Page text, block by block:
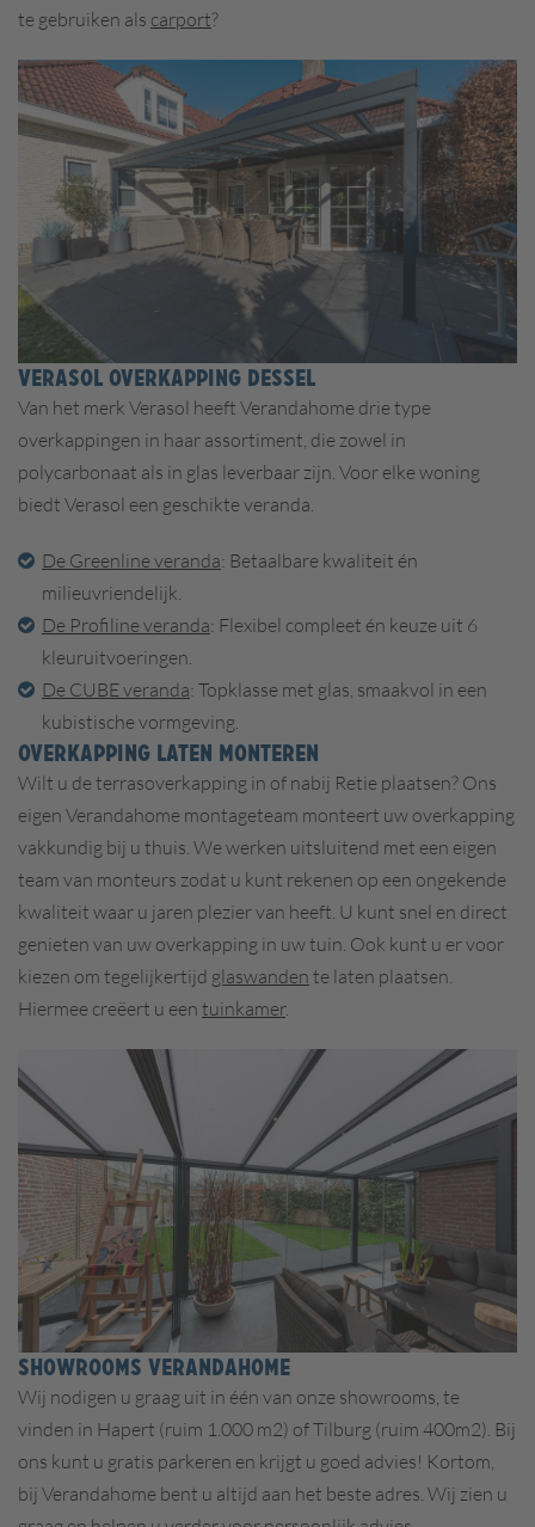
te gebruiken als carport?
VERASOL OVERKAPPING DESSEL
Van het merk Verasol heeft Verandahome drie type
overkappingen in haar assortiment, die zowel in
polycarbonaat als in glas leverbaar zijn. Voor elke woning
biedt Verasol een geschikte veranda.
De Greenline veranda: Betaalbare kwaliteit én
milieuvriendelijk.
De Profiline veranda: Flexibel compleet én keuze uit 6
kleuruitvoeringen.
De CUBE veranda: Topklasse met glas, smaakvol in een
kubistische vormgeving.
OVERKAPPING LATEN MONTEREN
Wilt u de terrasoverkapping in of nabij Retie plaatsen? Ons
eigen Verandahome montageteam monteert uw overkapping
vakkundig bij u thuis. We werken uitsluitend met een eigen
team van monteurs zodat u kunt rekenen op een ongekende
kwaliteit waar u jaren plezier van heeft. U kunt snel en direct
genieten van uw overkapping in uw tuin. Ook kunt u er voor
kiezen om tegelijkertijd glaswanden te laten plaatsen.
Hiermee creëert u een tuinkamer.
SHOWROOMS VERANDAHOME
Wij nodigen u graag uit in één van onze showrooms, te
vinden in Hapert (ruim 1.000 m2) of Tilburg (ruim 400m2). Bij
ons kunt u gratis parkeren en krijgt u goed advies! Kortom,
bij Verandahome bent u altijd aan het beste adres. Wij zien u